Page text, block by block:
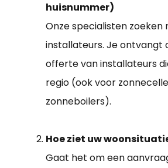
huisnummer)
Onze specialisten zoeken
installateurs. Je ontvangt
offerte van installateurs
regio (ook voor
zonneboilers).
Hoe ziet uw
Gaat het om een